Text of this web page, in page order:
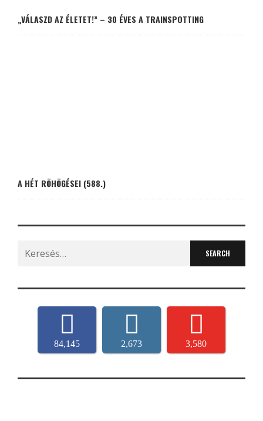
„VÁLASZD AZ ÉLETET!” – 30 ÉVES A TRAINSPOTTING
A HÉT RÖHÖGÉSEI (588.)
Search
for:
84,145 2,673 3,580